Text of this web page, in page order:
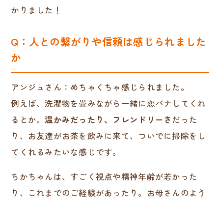
かりました！
Q：人との繋がりや信頼は感じられました
か
アンジュさん：めちゃくちゃ感じられました。
例えば、洗濯物を畳みながら一緒に恋バナしてくれ
るとか。温かみだったり、フレンドリーさ だった
り、お友達がお茶を飲みに来て、ついでに掃除をし
てくれるみたいな感じです。
ちかちゃんは、すごく視点や精神年齢が若かった
り、これまでのご経験があったり。お母さんのよう